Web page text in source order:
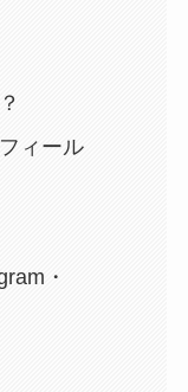
ィール
・